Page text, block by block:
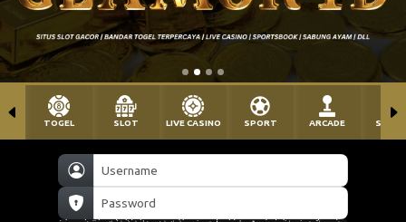
TOGEL SLOT LIVE CASINO SPORT ARCADE